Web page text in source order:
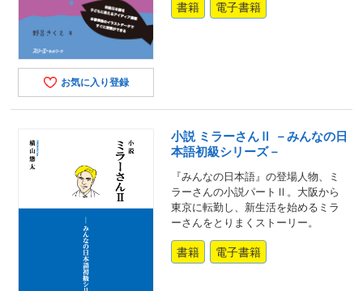
お気に入り登録
書籍 電子書籍
小説 ミラーさんⅡ －みんなの日
本語初級シリーズ－
『みんなの日本語』の登場人物、ミ
ラーさんの小説パートⅡ。大阪から
東京に転勤し、新生活を始めるミラ
ーさんをとりまくストーリー。
書籍 電子書籍